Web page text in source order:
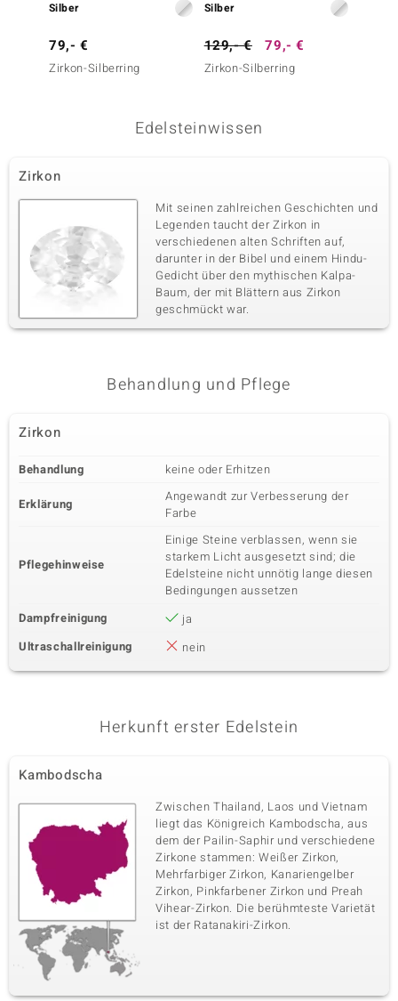
Silber
79,- €
Zirkon-Silberring
Silber
129,- € 79,- €
Zirkon-Silberring
Edelsteinwissen
Zirkon
Mit seinen zahlreichen Geschichten und
Legenden taucht der Zirkon in
verschiedenen alten Schriften auf,
darunter in der Bibel und einem Hindu-
Gedicht über den mythischen Kalpa-
Baum, der mit Blättern aus Zirkon
geschmückt war.
Behandlung und Pflege
Zirkon
Behandlung keine oder Erhitzen
Erklärung
Angewandt zur Verbesserung der
Farbe
Pflegehinweise
Einige Steine verblassen, wenn sie
starkem Licht ausgesetzt sind; die
Edelsteine nicht unnötig lange diesen
Bedingungen aussetzen
Dampfreinigung
ja
Ultraschallreinigung
nein
Herkunft erster Edelstein
Kambodscha
Zwischen Thailand, Laos und Vietnam
liegt das Königreich Kambodscha, aus
dem der Pailin-Saphir und verschiedene
Zirkone stammen: Weißer Zirkon,
Mehrfarbiger Zirkon, Kanariengelber
Zirkon, Pinkfarbener Zirkon und Preah
Vihear-Zirkon. Die berühmteste Varietät
ist der Ratanakiri-Zirkon.